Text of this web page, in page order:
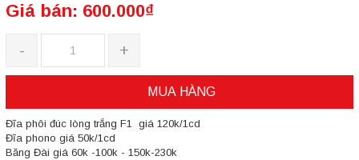
Giá bán: 600.000₫
- +
MUA HÀNG
Đĩa phôi đúc lòng trắng F1 giá 120k/1cd
Đĩa phono giá 50k/1cd
Băng Đài giá 60k -100k - 150k-230k